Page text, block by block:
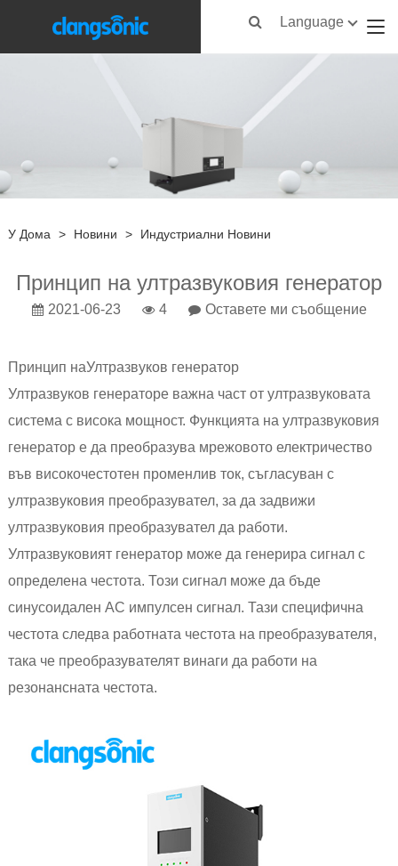
Language
У Дома > Новини > Индустриални Новини
Принцип на ултразвуковия генератор
2021-06-23 4 Оставете ми съобщение
Принцип наУлтразвуков генератор
Ултразвуков генераторе важна част от ултразвуковата
система с висока мощност. Функцията на ултразвуковия
генератор е да преобразува мрежовото електричество
във високочестотен променлив ток, съгласуван с
ултразвуковия преобразувател, за да задвижи
ултразвуковия преобразувател да работи.
Ултразвуковият генератор може да генерира сигнал с
определена честота. Този сигнал може да бъде
синусоидален AC импулсен сигнал. Тази специфична
честота следва работната честота на преобразувателя,
така че преобразувателят винаги да работи на
резонансната честота.